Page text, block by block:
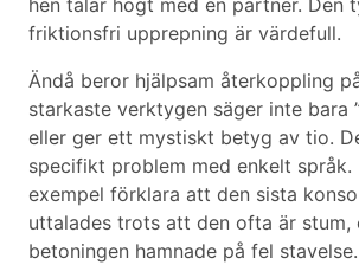
hen talar högt med en partner. Den
friktionsfri upprepning är värdefull.
Ändå beror hjälpsam återkoppling
starkaste verktygen säger inte bara
eller ger ett mystiskt betyg av tio.
specifikt problem med enkelt språk.
exempel förklara att den sista
uttalades trots att den ofta är stum,
betoningen hamnade på fel